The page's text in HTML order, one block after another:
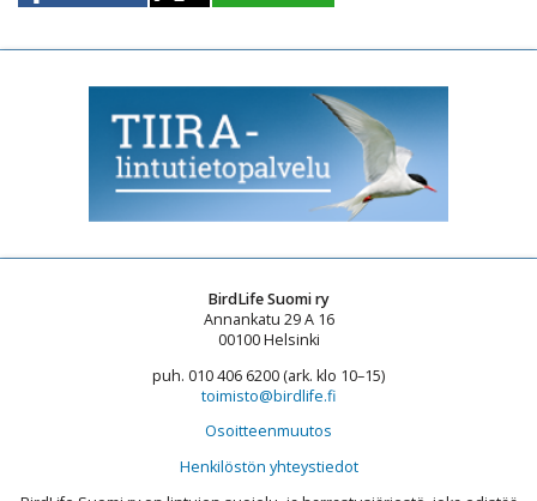
BirdLife Suomi ry
Annankatu 29 A 16
00100 Helsinki
puh. 010 406 6200 (ark. klo 10–15)
toimisto@birdlife.fi
Osoitteenmuutos
Henkilöstön yhteystiedot